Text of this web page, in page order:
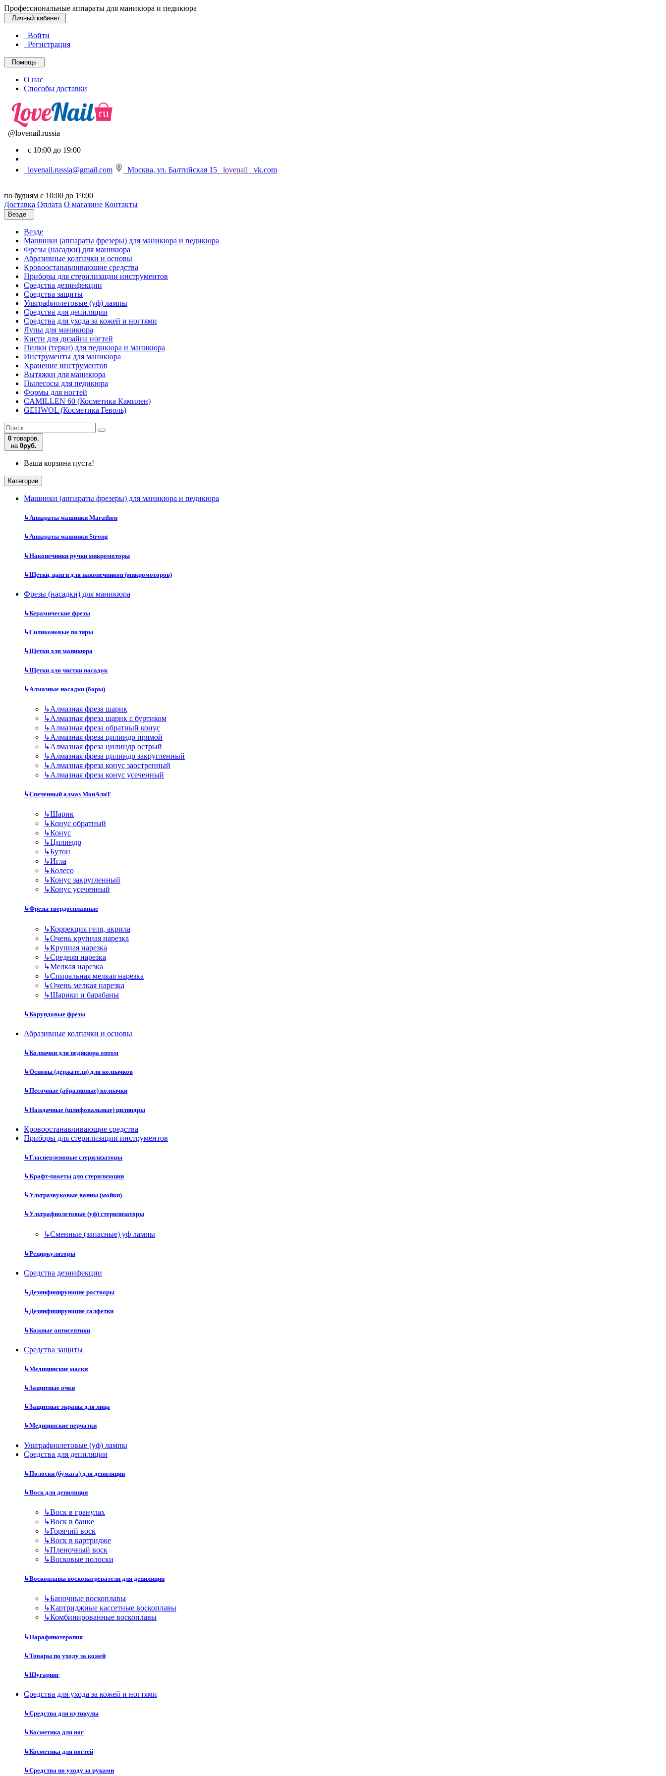
Профессиональные аппараты для маникюра и педикюра
Личный кабинет
Войти
Регистрация
Помощь
О нас
Способы доставки
@lovenail.russia
с 10:00 до 19:00
lovenail.russia@gmail.com Москва, ул. Балтийская 15 lovenail vk.com
по будням с 10:00 до 19:00
Доставка Оплата О магазине Контакты
Везде
Везде
Машинки (аппараты фрезеры) для маникюра и педикюра
Фрезы (насадки) для маникюра
Абразивные колпачки и основы
Кровоостанавливающие средства
Приборы для стерилизации инструментов
Средства дезинфекции
Средства защиты
Ультрафиолетовые (уф) лампы
Средства для депиляции
Средства для ухода за кожей и ногтями
Лупы для маникюра
Кисти для дизайна ногтей
Пилки (терки) для педикюра и маникюра
Инструменты для маникюра
Хранение инструментов
Вытяжки для маникюра
Пылесосы для педикюра
Формы для ногтей
CAMILLEN 60 (Косметика Камилен)
GEHWOL (Косметика Геволь)
0 товаров,
на 0руб.
Ваша корзина пуста!
Категории
Машинки (аппараты фрезеры) для маникюра и педикюра
↳Аппараты машинки Marathon
↳Аппараты машинки Strong
↳Наконечники ручки микромоторы
↳Щетки, цанги для наконечников (микромоторов)
Фрезы (насадки) для маникюра
↳Керамические фрезы
↳Силиконовые полиры
↳Щетки для маникюра
↳Щетки для чистки насадок
↳Алмазные насадки (боры)
↳Алмазная фреза шарик
↳Алмазная фреза шарик с буртиком
↳Алмазная фреза обратный конус
↳Алмазная фреза цилиндр прямой
↳Алмазная фреза цилиндр острый
↳Алмазная фреза цилиндр закругленный
↳Алмазная фреза конус заостренный
↳Алмазная фреза конус усеченный
↳Спеченный алмаз МонАлиТ
↳Шарик
↳Конус обратный
↳Конус
↳Цилиндр
↳Бутон
↳Игла
↳Колесо
↳Конус закругленный
↳Конус усеченный
↳Фрезы твердосплавные
↳Коррекция геля, акрила
↳Очень крупная нарезка
↳Крупная нарезка
↳Средняя нарезка
↳Мелкая нарезка
↳Спиральная мелкая нарезка
↳Очень мелкая нарезка
↳Шарики и барабаны
↳Корундовые фрезы
Абразивные колпачки и основы
↳Колпачки для педикюра оптом
↳Основы (держатели) для колпачков
↳Песочные (абразивные) колпачки
↳Наждачные (шлифовальные) цилиндры
Кровоостанавливающие средства
Приборы для стерилизации инструментов
↳Гласперленовые стерилизаторы
↳Крафт-пакеты для стерилизации
↳Ультразвуковые ванны (мойки)
↳Ультрафиолетовые (уф) стерилизаторы
↳Сменные (запасные) уф лампы
↳Рециркуляторы
Средства дезинфекции
↳Дезинфицирующие растворы
↳Дезинфицирующие салфетки
↳Кожные антисептики
Средства защиты
↳Медицинские маски
↳Защитные очки
↳Защитные экраны для лица
↳Медицинские перчатки
Ультрафиолетовые (уф) лампы
Средства для депиляции
↳Полоски (бумага) для депиляции
↳Воск для депиляции
↳Воск в гранулах
↳Воск в банке
↳Горячий воск
↳Воск в картридже
↳Пленочный воск
↳Восковые полоски
↳Воскоплавы восконагреватели для депиляции
↳Баночные воскоплавы
↳Картриджные кассетные воскоплавы
↳Комбинированные воскоплавы
↳Парафинотерапия
↳Товары по уходу за кожей
↳Шугаринг
Средства для ухода за кожей и ногтями
↳Средства для кутикулы
↳Косметика для ног
↳Косметика для ногтей
↳Средства по уходу за руками